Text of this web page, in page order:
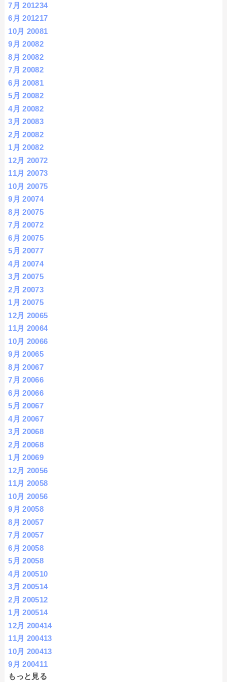
7月 201234
6月 201217
10月 20081
9月 20082
8月 20082
7月 20082
6月 20081
5月 20082
4月 20082
3月 20083
2月 20082
1月 20082
12月 20072
11月 20073
10月 20075
9月 20074
8月 20075
7月 20072
6月 20075
5月 20077
4月 20074
3月 20075
2月 20073
1月 20075
12月 20065
11月 20064
10月 20066
9月 20065
8月 20067
7月 20066
6月 20066
5月 20067
4月 20067
3月 20068
2月 20068
1月 20069
12月 20056
11月 20058
10月 20056
9月 20058
8月 20057
7月 20057
6月 20058
5月 20058
4月 200510
3月 200514
2月 200512
1月 200514
12月 200414
11月 200413
10月 200413
9月 200411
もっと見る